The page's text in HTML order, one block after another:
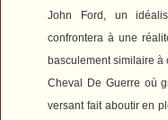
John Ford, un
confrontera à une
basculement similaire à
Cheval De Guerre où
versant fait aboutir en